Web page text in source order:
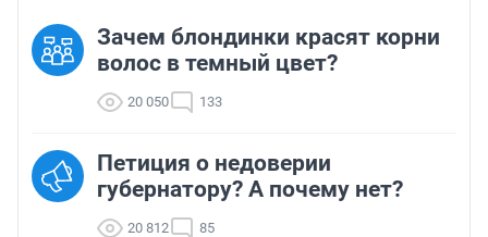
Зачем блондинки красят корни
волос в темный цвет?
20 050 133
Петиция о недоверии
губернатору? А почему нет?
20 812 85